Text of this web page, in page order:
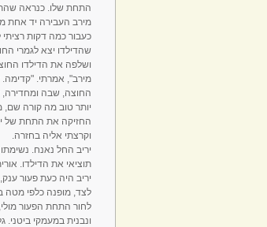
התחת שלו. כנראה
מירב העבירה יד אחת
כעבור כמה דקות
שהדילדו יצא לגמרי
ושלפה את הדילדו
מירב", אמרתי. "קדימה.
החוצה, שבה ומחדירה,
יותר טוב מה קורה
החזיקה את התחת של
וקרצתי אליה בחזרה.
יריב החל נאנח.
תוציאי את הדילדו.
יריב היה כעת פעור
לצד, מופנה כלפי מטה
לחור התחת הפעור
ונבנית במעמקי ביטני.